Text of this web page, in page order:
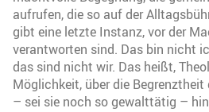
aufrufen, die so auf der
gibt eine letzte Instanz, vor der
verantworten sind. Das bin nicht
das sind nicht wir. Das heißt,
Möglichkeit, über die Begrenztheit
– sei sie noch so gewalttätig –